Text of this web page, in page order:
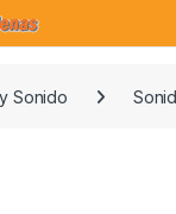
Sonido